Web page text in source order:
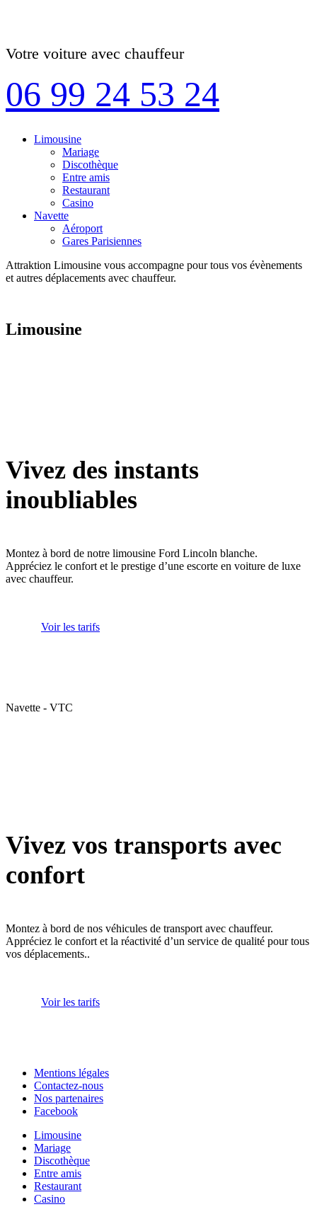
Votre voiture avec chauffeur
06 99 24 53 24
Limousine
Mariage
Discothèque
Entre amis
Restaurant
Casino
Navette
Aéroport
Gares Parisiennes
Attraktion Limousine vous accompagne pour tous vos évènements
et autres déplacements avec chauffeur.
Limousine
Vivez des instants
inoubliables
Montez à bord de notre limousine Ford Lincoln blanche.
Appréciez le confort et le prestige d’une escorte en voiture de luxe
avec chauffeur.
Voir les tarifs
Navette - VTC
Vivez vos transports avec
confort
Montez à bord de nos véhicules de transport avec chauffeur.
Appréciez le confort et la réactivité d’un service de qualité pour tous
vos déplacements..
Voir les tarifs
Mentions légales
Contactez-nous
Nos partenaires
Facebook
Limousine
Mariage
Discothèque
Entre amis
Restaurant
Casino